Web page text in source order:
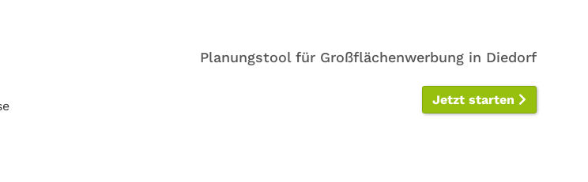
Planungstool für Großflächenwerbung in Diedorf
Jetzt starten